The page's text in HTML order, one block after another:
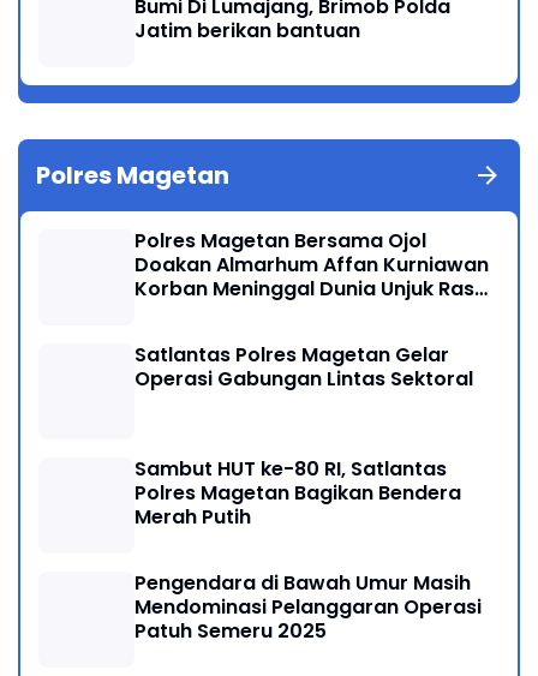
Bumi Di Lumajang, Brimob Polda
Jatim berikan bantuan
Polres Magetan
Polres Magetan Bersama Ojol
Doakan Almarhum Affan Kurniawan
Korban Meninggal Dunia Unjuk Rasa
Satlantas Polres Magetan Gelar
Operasi Gabungan Lintas Sektoral
Sambut HUT ke-80 RI, Satlantas
Polres Magetan Bagikan Bendera
Merah Putih
Pengendara di Bawah Umur Masih
Mendominasi Pelanggaran Operasi
Patuh Semeru 2025